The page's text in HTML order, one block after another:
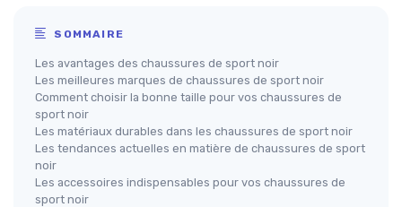
SOMMAIRE
Les avantages des chaussures de sport noir
Les meilleures marques de chaussures de sport noir
Comment choisir la bonne taille pour vos chaussures de
sport noir
Les matériaux durables dans les chaussures de sport noir
Les tendances actuelles en matière de chaussures de sport
noir
Les accessoires indispensables pour vos chaussures de
sport noir